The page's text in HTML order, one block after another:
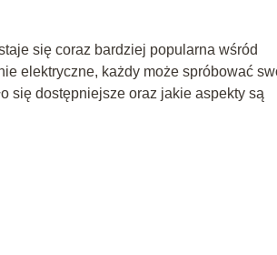
się coraz bardziej popularna wśród
elektryczne, każdy może spróbować
się dostępniejsze oraz jakie aspekty są